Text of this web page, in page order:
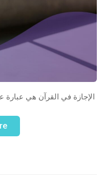
الإجازة في القرآن هي